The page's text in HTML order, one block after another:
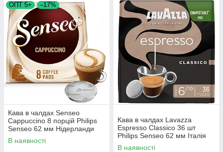
ОПТ 5+ –17%
Кава в чалдах Senseo
Cappuccino 8 порцій Philips
Senseo 62 мм Нідерланди
Сенсео
В наявності
Кава в чалдах Lavazza
Espresso Classico 36 шт
Philips Senseo 62 мм Італія
Лавацца сенсео
В наявності